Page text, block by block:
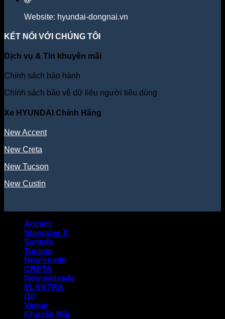
Website: hyundai-dongnai.vn
KẾT NỐI VỚI CHÚNG TÔI
Dịch vụ & Tin khuyến mãi
Chính sách bảo hành
Chính sách bảo vệ dữ liệu người tiêu dùng
Xe HYUNDAI Chính Hãng
New Accent
New Creta
New Tucson
New Custin
Accent
Stargazer X
Santafe
Tucson
New custin
CRETA
New palisade
ELANTRA
i10
Venue
Khuyến Mãi